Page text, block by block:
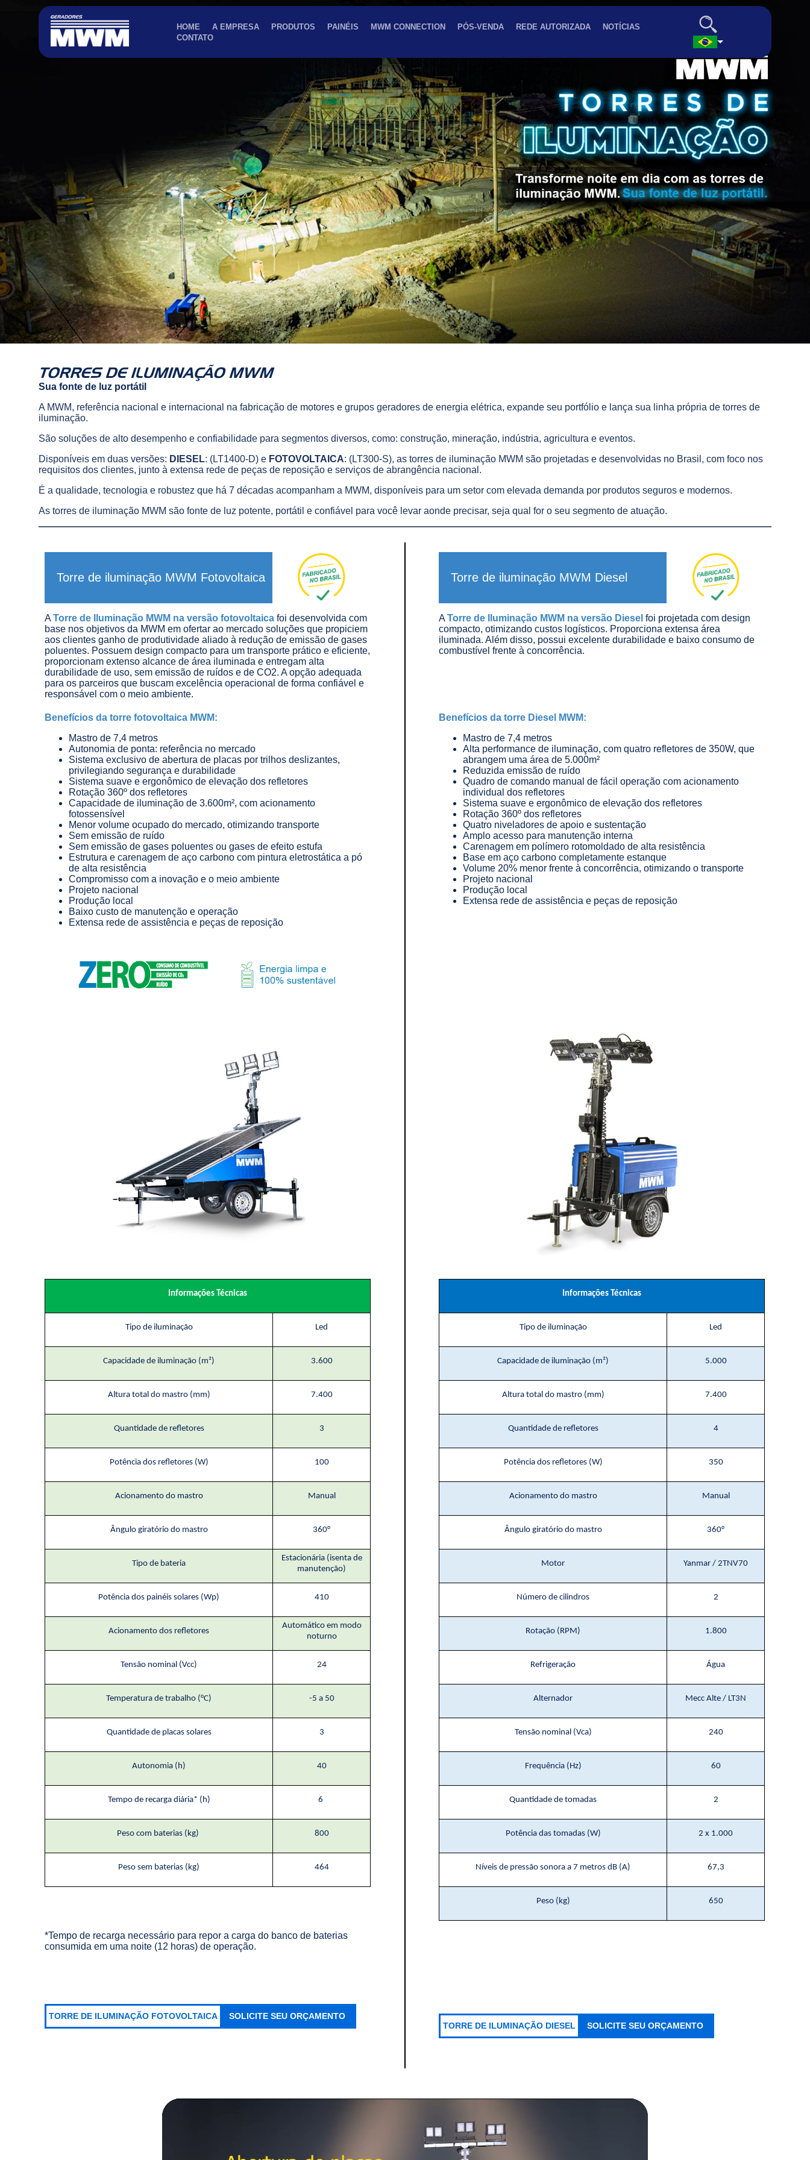
HOME A EMPRESA PRODUTOS PAINÉIS MWM CONNECTION PÓS-VENDA REDE AUTORIZADA
NOTÍCIAS
CONTATO
TORRES DE ILUMINAÇÃO MWM
Sua fonte de luz portátil
A MWM, referência nacional e internacional na fabricação de motores e grupos geradores de energia elétrica, expande seu portfólio e lança sua linha própria de torres de
iluminação.
São soluções de alto desempenho e confiabilidade para segmentos diversos, como: construção, mineração, indústria, agricultura e eventos.
Disponíveis em duas versões: DIESEL: (LT1400-D) e FOTOVOLTAICA: (LT300-S), as torres de iluminação MWM são projetadas e desenvolvidas no Brasil, com foco nos
requisitos dos clientes, junto à extensa rede de peças de reposição e serviços de abrangência nacional.
É a qualidade, tecnologia e robustez que há 7 décadas acompanham a MWM, disponíveis para um setor com elevada demanda por produtos seguros e modernos.
As torres de iluminação MWM são fonte de luz potente, portátil e confiável para você levar aonde precisar, seja qual for o seu segmento de atuação.
Torre de iluminação MWM Fotovoltaica
ATorre de Iluminação MWM na versão fotovoltaica foi desenvolvida com
base nos objetivos da MWM em ofertar ao mercado soluções que propiciem
aos clientes ganho de produtividade aliado à redução de emissão de gases
poluentes. Possuem design compacto para um transporte prático e eficiente,
proporcionam extenso alcance de área iluminada e entregam alta
durabilidade de uso, sem emissão de ruídos e de CO2. A opção adequada
para os parceiros que buscam excelência operacional de forma confiável e
responsável com o meio ambiente.
Benefícios da torre fotovoltaica MWM:
Mastro de 7,4 metros
Autonomia de ponta: referência no mercado
Sistema exclusivo de abertura de placas por trilhos deslizantes,
privilegiando segurança e durabilidade
Sistema suave e ergonômico de elevação dos refletores
Rotação 360º dos refletores
Capacidade de iluminação de 3.600m², com acionamento
fotossensível
Menor volume ocupado do mercado, otimizando transporte
Sem emissão de ruído
Sem emissão de gases poluentes ou gases de efeito estufa
Estrutura e carenagem de aço carbono com pintura eletrostática a pó
de alta resistência
Compromisso com a inovação e o meio ambiente
Projeto nacional
Produção local
Baixo custo de manutenção e operação
Extensa rede de assistência e peças de reposição
Informações Técnicas
Tipo de iluminação Led
Capacidade de iluminação (m²) 3.600
Altura total do mastro (mm) 7.400
Quantidade de refletores 3
Potência dos refletores (W) 100
Acionamento do mastro Manual
Ângulo giratório do mastro 360°
Tipo de bateria
Estacionária (isenta de
manutenção)
Potência dos painéis solares (Wp) 410
Acionamento dos refletores
Automático em modo
noturno
Tensão nominal (Vcc) 24
Temperatura de trabalho (°C) -5 a 50
Quantidade de placas solares 3
Autonomia (h) 40
Tempo de recarga diária* (h) 6
Peso com baterias (kg) 800
Peso sem baterias (kg) 464
*Tempo de recarga necessário para repor a carga do banco de baterias
consumida em uma noite (12 horas) de operação.
TORRE DE ILUMINAÇÃO FOTOVOLTAICA SOLICITE SEU ORÇAMENTO
Torre de iluminação MWM Diesel
ATorre de Iluminação MWM na versão Diesel foi projetada com design
compacto, otimizando custos logísticos. Proporciona extensa área
iluminada. Além disso, possui excelente durabilidade e baixo consumo de
combustível frente à concorrência.
Benefícios da torre Diesel MWM:
Mastro de 7,4 metros
Alta performance de iluminação, com quatro refletores de 350W, que
abrangem uma área de 5.000m²
Reduzida emissão de ruído
Quadro de comando manual de fácil operação com acionamento
individual dos refletores
Sistema suave e ergonômico de elevação dos refletores
Rotação 360º dos refletores
Quatro niveladores de apoio e sustentação
Amplo acesso para manutenção interna
Carenagem em polímero rotomoldado de alta resistência
Base em aço carbono completamente estanque
Volume 20% menor frente à concorrência, otimizando o transporte
Projeto nacional
Produção local
Extensa rede de assistência e peças de reposição
Informações Técnicas
Tipo de iluminação Led
Capacidade de iluminação (m²) 5.000
Altura total do mastro (mm) 7.400
Quantidade de refletores 4
Potência dos refletores (W) 350
Acionamento do mastro Manual
Ângulo giratório do mastro 360°
Motor Yanmar / 2TNV70
Número de cilindros 2
Rotação (RPM) 1.800
Refrigeração Água
Alternador Mecc Alte / LT3N
Tensão nominal (Vca) 240
Frequência (Hz) 60
Quantidade de tomadas 2
Potência das tomadas (W) 2 x 1.000
Níveis de pressão sonora a 7 metros dB (A) 67,3
Peso (kg) 650
TORRE DE ILUMINAÇÃO DIESEL SOLICITE SEU ORÇAMENTO